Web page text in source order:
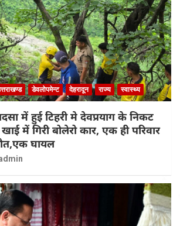
डेवलोपमेन्ट देहरादून राज्य स्वास्थ्य
में हुई टिहरी मे देवप्रयाग के निकट
में गिरी बोलेरो कार, एक ही परिवार
घायल